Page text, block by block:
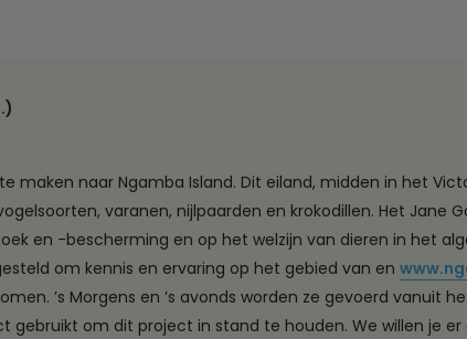
maken naar Ngamba Island. Dit eiland, midden in het
varanen, nijlpaarden en krokodillen. Het
en -bescherming en op het welzijn van dieren in het
om kennis en ervaring op het gebied van en
’s Morgens en ’s avonds worden ze gevoerd vanuit
gebruikt om dit project in stand te houden. We willen je